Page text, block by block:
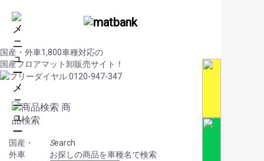
国産・外車1,800車種対応の
国産フロアマット卸販売サイト！
商
品検索
メ
ニ
ュ
ー
国産・
外車
Search
お探しの商品を車種名で検索